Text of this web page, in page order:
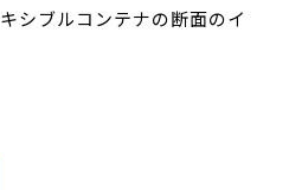
シブルコンテナの断面のイ